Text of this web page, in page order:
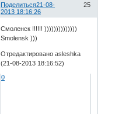
Поделиться 25
21-08-
2013 18:16:26
Смоленск !!!!!! ))))))))))))))
Smolensk )))
Отредактировано asleshka
(21-08-2013 18:16:52)
0